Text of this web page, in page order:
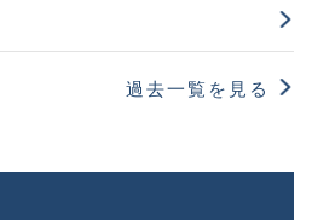
過去一覧を見る